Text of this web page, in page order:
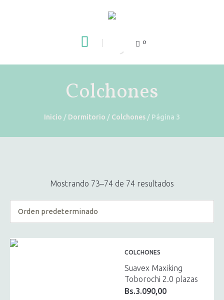
0
Colchones
Inicio / Dormitorio / Colchones / Página 3
Mostrando 73–74 de 74 resultados
COLCHONES
Suavex Maxiking
Toborochi 2.0 plazas
Bs.3.090,00